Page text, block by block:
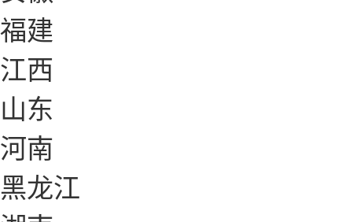
福建
江西
山东
河南
黑龙江